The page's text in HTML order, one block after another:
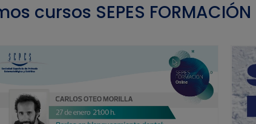
cursos SEPES FORMACIÓN